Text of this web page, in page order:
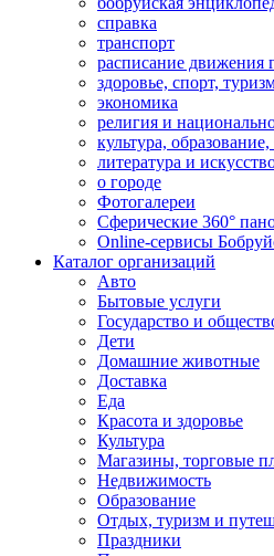
справка
транспорт
расписание движения
здоровье, спорт,
экономика
религия и
культура,
литература и
о городе
Фотогалереи
Сферические 360°
Online-сервисы
Каталог организаций
Авто
Бытовые услуги
Государство и
Дети
Домашние животные
Доставка
Еда
Красота и здоровье
Культура
Магазины, торговые
Недвижимость
Образование
Отдых, туризм и
Праздники